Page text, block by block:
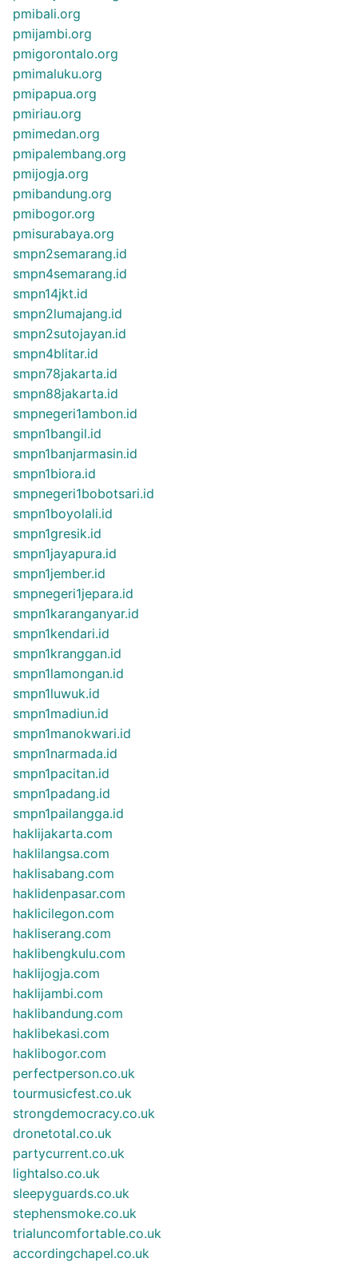
pmibali.org
pmijambi.org
pmigorontalo.org
pmimaluku.org
pmipapua.org
pmiriau.org
pmimedan.org
pmipalembang.org
pmijogja.org
pmibandung.org
pmibogor.org
pmisurabaya.org
smpn2semarang.id
smpn4semarang.id
smpn14jkt.id
smpn2lumajang.id
smpn2sutojayan.id
smpn4blitar.id
smpn78jakarta.id
smpn88jakarta.id
smpnegeri1ambon.id
smpn1bangil.id
smpn1banjarmasin.id
smpn1biora.id
smpnegeri1bobotsari.id
smpn1boyolali.id
smpn1gresik.id
smpn1jayapura.id
smpn1jember.id
smpnegeri1jepara.id
smpn1karanganyar.id
smpn1kendari.id
smpn1kranggan.id
smpn1lamongan.id
smpn1luwuk.id
smpn1madiun.id
smpn1manokwari.id
smpn1narmada.id
smpn1pacitan.id
smpn1padang.id
smpn1pailangga.id
haklijakarta.com
haklilangsa.com
haklisabang.com
haklidenpasar.com
haklicilegon.com
hakliserang.com
haklibengkulu.com
haklijogja.com
haklijambi.com
haklibandung.com
haklibekasi.com
haklibogor.com
perfectperson.co.uk
tourmusicfest.co.uk
strongdemocracy.co.uk
dronetotal.co.uk
partycurrent.co.uk
lightalso.co.uk
sleepyguards.co.uk
stephensmoke.co.uk
trialuncomfortable.co.uk
accordingchapel.co.uk